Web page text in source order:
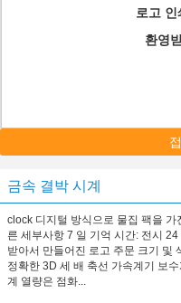
로고
환영
금속 결박 시계
clock 디지털 방식으로 물집 팩을
른 세부사항 7 일 기억 시간: 전시
받아서 만들어진 로고 주문 크기 및
정확한 3D 세 배 축선 가속계기 보
계 열량은 점화...